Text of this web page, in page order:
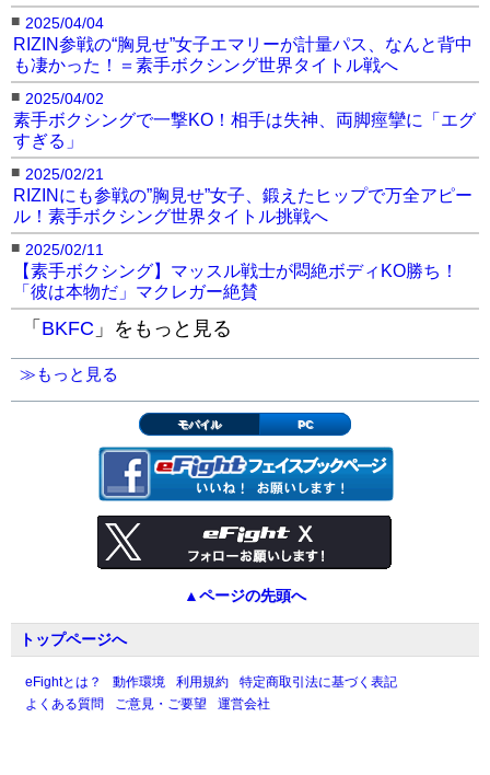
■ 2025/04/04
RIZIN参戦の“胸見せ”女子エマリーが計量パス、なんと背中
も凄かった！＝素手ボクシング世界タイトル戦へ
■ 2025/04/02
素手ボクシングで一撃KO！相手は失神、両脚痙攣に「エグ
すぎる」
■ 2025/02/21
RIZINにも参戦の”胸見せ”女子、鍛えたヒップで万全アピー
ル！素手ボクシング世界タイトル挑戦へ
■ 2025/02/11
【素手ボクシング】マッスル戦士が悶絶ボディKO勝ち！
「彼は本物だ」マクレガー絶賛
「 BKFC 」をもっと見る
≫もっと見る
モバイル PC
▲ページの先頭へ
トップページへ
eFightとは？ 動作環境 利用規約
特定商取引法に基づく表記
よくある質問
ご意見・ご要望 運営会社